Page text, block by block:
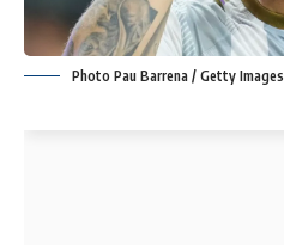
Photo Pau Barrena / Getty Images